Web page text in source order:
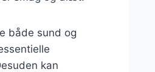
både sund og
kan